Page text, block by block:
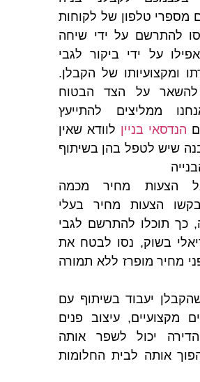
מספרי טלפון של לקוחות
להתרשם על ידי שיחה
על ידי ביקור לגבי
ומקצועיותו של הקבלן.
על הצד הבטוח
ממליצים להתייעץ
הנדסאי בניין לוודא שאין
שיש לטפל בהן בשיתוף
הצעות מחיר מכמה
הצעות מחיר בעלי
כך תוכלו להתרשם לגבי
בשוק, נסו לבטח את
מחיר מופרז ללא תמורה
יעבוד בשיתוף עם
מקצועיים, עיצוב פנים
יכול לשפר אותה
אותה לבית החלומות